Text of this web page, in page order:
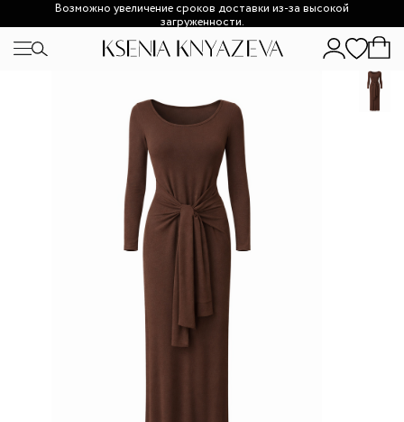
Возможно увеличение сроков доставки из-за высокой
загруженности.